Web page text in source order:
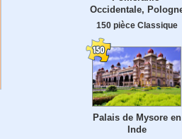
Occidentale,
150 pièce Classique
Palais de Mysore en
Inde